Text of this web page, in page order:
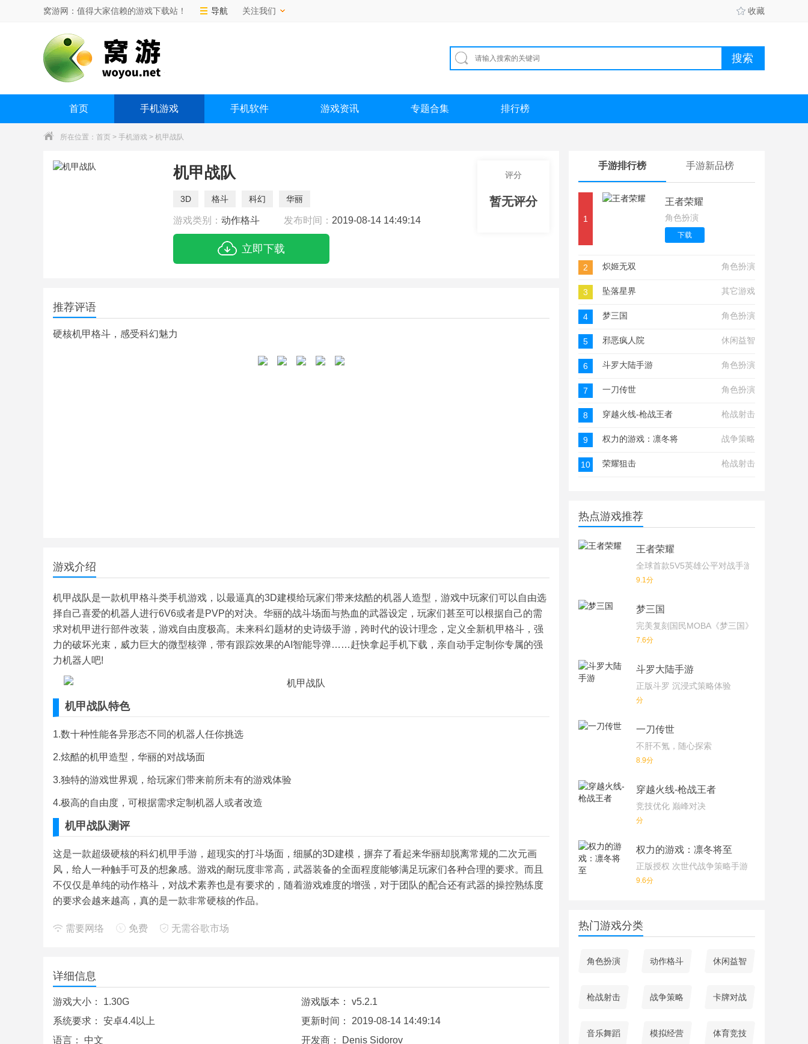
窝游网：值得大家信赖的游戏下载站！ 导航 关注我们 收藏
首页 手机游戏 手机软件 游戏资讯 专题合集 排行榜
所在位置： 首页 > 手机游戏 > 机甲战队
机甲战队
3D 格斗 科幻 华丽
游戏类别： 动作格斗 发布时间： 2019-08-14 14:49:14
立即下载
评分
暂无评分
推荐评语
硬核机甲格斗，感受科幻魅力
游戏介绍
机甲战队是一款机甲格斗类手机游戏，以最逼真的3D建模给玩家们带来炫酷的机器人造型，游戏中玩家们可以自由选
择自己喜爱的机器人进行6V6或者是PVP的对决。华丽的战斗场面与热血的武器设定，玩家们甚至可以根据自己的需
求对机甲进行部件改装，游戏自由度极高。未来科幻题材的史诗级手游，跨时代的设计理念，定义全新机甲格斗，强
力的破坏光束，威力巨大的微型核弹，带有跟踪效果的AI智能导弹……赶快拿起手机下载，亲自动手定制你专属的强
力机器人吧!
机甲战队特色
1.数十种性能各异形态不同的机器人任你挑选
2.炫酷的机甲造型，华丽的对战场面
3.独特的游戏世界观，给玩家们带来前所未有的游戏体验
4.极高的自由度，可根据需求定制机器人或者改造
机甲战队测评
这是一款超级硬核的科幻机甲手游，超现实的打斗场面，细腻的3D建模，摒弃了看起来华丽却脱离常规的二次元画
风，给人一种触手可及的想象感。游戏的耐玩度非常高，武器装备的全面程度能够满足玩家们各种合理的要求。而且
不仅仅是单纯的动作格斗，对战术素养也是有要求的，随着游戏难度的增强，对于团队的配合还有武器的操控熟练度
的要求会越来越高，真的是一款非常硬核的作品。
需要网络 免费 无需谷歌市场
详细信息
游戏大小： 1.30G 游戏版本： v5.2.1
系统要求： 安卓4.4以上 更新时间： 2019-08-14 14:49:14
语言： 中文 开发商： Denis Sidorov
手游排行榜 手游新品榜
1
王者荣耀
角色扮演
下载
2 炽姬无双 角色扮演
3 坠落星界 其它游戏
4 梦三国 角色扮演
5 邪恶疯人院 休闲益智
6 斗罗大陆手游 角色扮演
7 一刀传世 角色扮演
8 穿越火线-枪战王者 枪战射击
9 权力的游戏：凛冬将至 战争策略
10 荣耀狙击 枪战射击
热点游戏推荐
王者荣耀
全球首款5V5英雄公平对战手游
9.1分
梦三国
完美复刻国民MOBA《梦三国》端游！
7.6分
斗罗大陆手游
正版斗罗 沉浸式策略体验
分
一刀传世
不肝不氪，随心探索
8.9分
穿越火线-枪战王者
竞技优化 巅峰对决
分
权力的游戏：凛冬将至
正版授权 次世代战争策略手游
9.6分
热门游戏分类
角色扮演 动作格斗 休闲益智
枪战射击 战争策略 卡牌对战
音乐舞蹈 模拟经营 体育竞技